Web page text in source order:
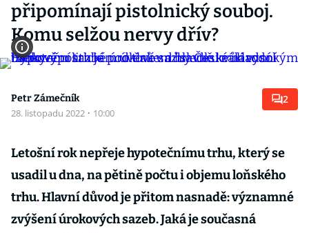
připomínají pistolnický souboj.
Komu selžou nervy dřív?
Petr Zámečník
28. listopadu 2022 · 10:00
2
Letošní rok nepřeje hypotečnímu trhu, který se
usadil u dna, na pětině počtu i objemu loňského
trhu. Hlavní důvod je přitom nasnadě: významné
zvýšení úrokových sazeb. Jaká je současná